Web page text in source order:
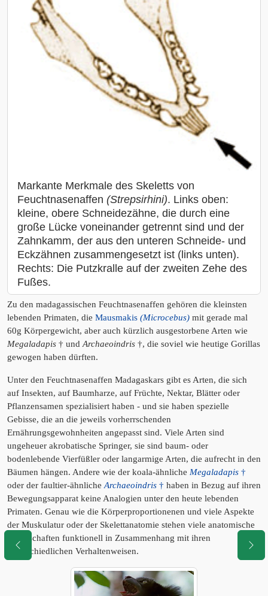
Markante Merkmale des Skeletts von
Feuchtnasenaffen (Strepsirhini). Links oben:
kleine, obere Schneidezähne, die durch eine
große Lücke voneinander getrennt sind und der
Zahnkamm, der aus den unteren Schneide- und
Eckzähnen zusammengesetzt ist (links unten).
Rechts: Die Putzkralle auf der zweiten Zehe des
Fußes.
Zu den madagassischen Feuchtnasenaffen gehören die kleinsten
lebenden Primaten, die Mausmakis (Microcebus) mit gerade mal
60g Körpergewicht, aber auch kürzlich ausgestorbene Arten wie
Megaladapis † und Archaeoindris †, die soviel wie heutige Gorillas
gewogen haben dürften.
Unter den Feuchtnasenaffen Madagaskars gibt es Arten, die sich
auf Insekten, auf Baumharze, auf Früchte, Nektar, Blätter oder
Pflanzensamen spezialisiert haben - und sie haben spezielle
Gebisse, die an die jeweils vorherrschenden
Ernährungsgewohnheiten angepasst sind. Viele Arten sind
ungeheuer akrobatische Springer, sie sind baum- oder
bodenlebende Vierfüßler oder langarmige Arten, die aufrecht in den
Bäumen hängen. Andere wie der koala-ähnliche Megaladapis †
oder der faultier-ähnliche Archaeoindris † haben in Bezug auf ihren
Bewegungsapparat keine Analogien unter den heute lebenden
Primaten. Genau wie die Körperproportionenen und viele Aspekte
der Muskulatur oder der Skelettanatomie stehen viele anatomische
Eigenschaften funktionell in Zusammenhang mit ihren
unterschiedlichen Verhaltenweisen.